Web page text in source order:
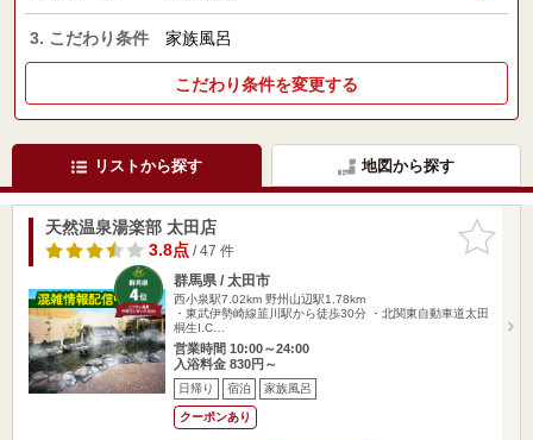
3. こだわり条件 家族風呂
こだわり条件を変更する
リストから探す 地図から探す
お気に入
りに追加
天然温泉湯楽部 太田店
3.8点/ 47 件
群馬県 / 太田市
西小泉駅7.02km 野州山辺駅1.78km
・東武伊勢崎線韮川駅から徒歩30分 ・北関東自動車道太田
桐生I.C…
営業時間 10:00～24:00
入浴料金 830円～
日帰り 宿泊 家族風呂
クーポンあり